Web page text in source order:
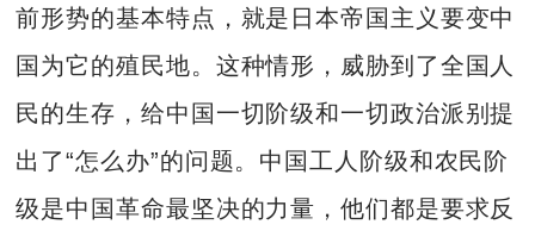
前形势的基本特点，就是日本帝国主义要变中
国为它的殖民地。这种情形，威胁到了全国人
民的生存，给中国一切阶级和一切政治派别提
出了“怎么办”的问题。中国工人阶级和农民阶
级是中国革命最坚决的力量，他们都是要求反